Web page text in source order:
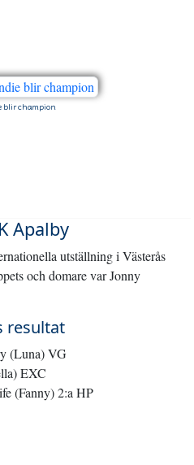
blir champion
Apalby
utställning i Västerås
och domare var Jonny
resultat
(Luna) VG
EXC
(Fanny) 2:a HP